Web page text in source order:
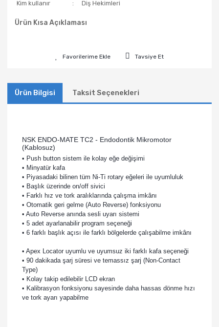
Kim kullanır
Diş Hekimleri
Ürün Kısa Açıklaması
Tavsiye Et
Ürün Bilgisi Taksit Seçenekleri
NSK ENDO-MATE TC2 - Endodontik Mikromotor
(Kablosuz)
• Push button sistem ile kolay eğe değişimi
• Minyatür kafa
• Piyasadaki bilinen tüm Ni-Ti rotary eğeleri ile uyumluluk
• Başlık üzerinde on/off sivici
• Farklı hız ve tork aralıklarında çalışma imkânı
• Otomatik geri gelme (Auto Reverse) fonksiyonu
• Auto Reverse anında sesli uyarı sistemi
• 5 adet ayarlanabilir program seçeneği
• 6 farklı başlık açısı ile farklı bölgelerde çalışabilme imkânı
• Apex Locator uyumlu ve uyumsuz iki farklı kafa seçeneği
• 90 dakikada şarj süresi ve temassız şarj (Non-Contact
Type)
• Kolay takip edilebilir LCD ekran
• Kalibrasyon fonksiyonu sayesinde daha hassas dönme hızı
ve tork ayarı yapabilme